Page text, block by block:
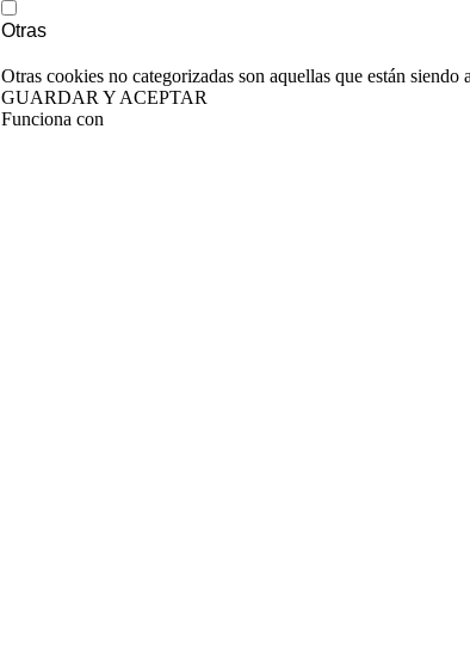
Otras
Otras cookies no categorizadas son aquellas que están
GUARDAR Y ACEPTAR
Funciona con